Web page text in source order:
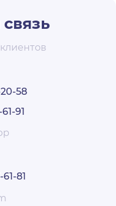
58
91
81